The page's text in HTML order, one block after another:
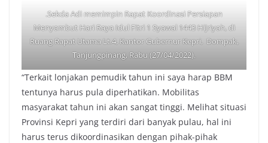
.Sekda Adi memimpin Rapat Koordinasi Persiapan
Menyambut Hari Raya Idul Fitri 1 Syawal 1443 Hijriyah, di
Ruang Rapat Utama Lt.4, Kantor Gubernur Kepri, Dompak,
Tanjungpinang, Rabu (27/04/2022).
“Terkait lonjakan pemudik tahun ini saya harap BBM
tentunya harus pula diperhatikan. Mobilitas
masyarakat tahun ini akan sangat tinggi. Melihat situasi
Provinsi Kepri yang terdiri dari banyak pulau, hal ini
harus terus dikoordinasikan dengan pihak-pihak